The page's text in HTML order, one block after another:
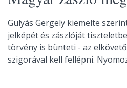
Gulyás Gergely kiemelte
jelképét és zászlóját
törvény is bünteti - az
szigorával kell fellépni.